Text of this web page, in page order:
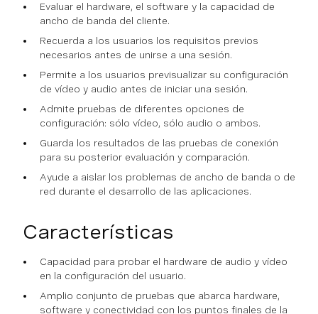
Evaluar el hardware, el software y la capacidad de
ancho de banda del cliente.
Recuerda a los usuarios los requisitos previos
necesarios antes de unirse a una sesión.
Permite a los usuarios previsualizar su configuración
de vídeo y audio antes de iniciar una sesión.
Admite pruebas de diferentes opciones de
configuración: sólo vídeo, sólo audio o ambos.
Guarda los resultados de las pruebas de conexión
para su posterior evaluación y comparación.
Ayude a aislar los problemas de ancho de banda o de
red durante el desarrollo de las aplicaciones.
Características
Capacidad para probar el hardware de audio y vídeo
en la configuración del usuario.
Amplio conjunto de pruebas que abarca hardware,
software y conectividad con los puntos finales de la